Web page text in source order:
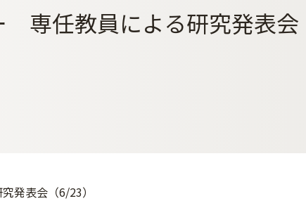
専任教員による研究発表会
発表会（6/23）